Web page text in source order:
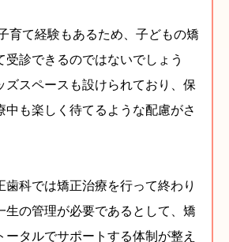
育て経験もあるため、子どもの矯
受診できるのではないでしょう
ズスペースも設けられており、保
中も楽しく待てるような配慮がさ
歯科では矯正治療を行って終わり
生の管理が必要であるとして、矯
ータルでサポートする体制が整え